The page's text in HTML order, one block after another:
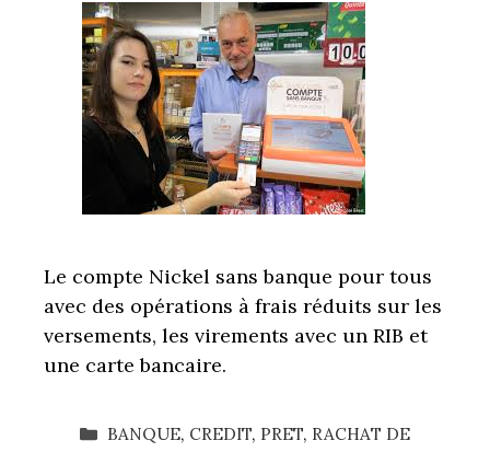
Le compte Nickel sans banque pour tous
avec des opérations à frais réduits sur les
versements, les virements avec un RIB et
une carte bancaire.
CATÉGORIES
BANQUE, CREDIT, PRET, RACHAT DE